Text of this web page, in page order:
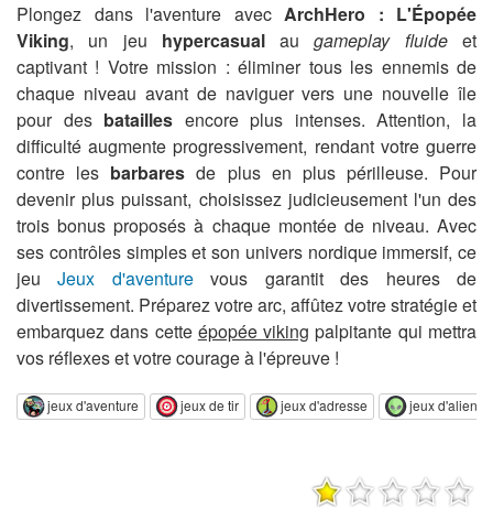
Plongez dans l'aventure avec ArchHero : L'Épopée
Viking, un jeu hypercasualaugameplay fluideet
captivant ! Votre mission : éliminer tous les ennemis de
chaque niveau avant de naviguer vers une nouvelle île
pour des batailles encore plus intenses. Attention, la
difficulté augmente progressivement, rendant votre guerre
contre les barbares de plus en plus périlleuse. Pour
devenir plus puissant, choisissez judicieusement l'un des
trois bonus proposés à chaque montée de niveau. Avec
ses contrôles simples et son univers nordique immersif, ce
jeuJeux d'aventurevous garantit des heures de
divertissement. Préparez votre arc, affûtez votre stratégie et
embarquez dans cette épopée viking palpitante qui mettra
vos réflexes et votre courage à l'épreuve !
jeux d'aventure jeux de tir jeux d'adresse jeux d'alien